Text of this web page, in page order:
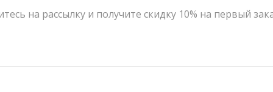
на рассылку и получите скидку 10% на первый